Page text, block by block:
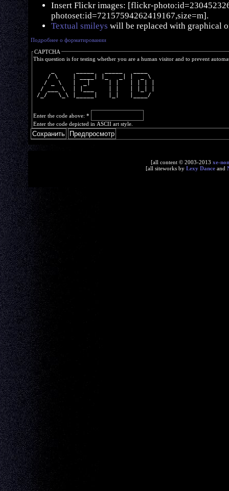
Insert Flickr images: [flickr-
photoset:id=72157594262419167,size=m].
Textual smileys will be replaced with graphical
Подробнее о форматировании
CAPTCHA
This question is for testing whether you are a human visitor and to prevent
    / \    | ____| |_   _| |  _ \
   / _ \   |  _|     | |   | | | |
  / ___ \  | |___    | |   | |_| |
/_/   \_\ |_____|   |_|   |____/
Enter the code above: *
Enter the code depicted in ASCII art style.
[all content © 2003-2013 xe-
[all siteworks by Lexy Dance and